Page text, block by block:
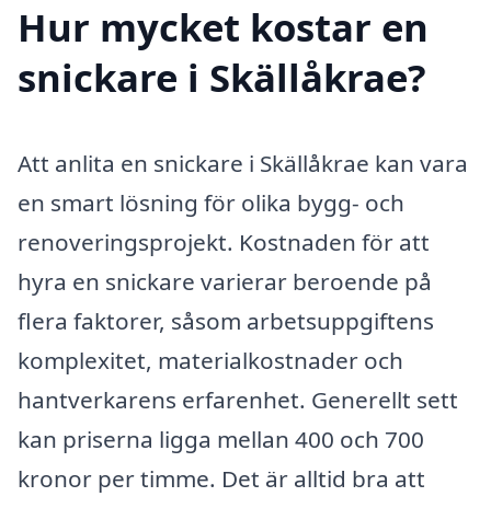
Hur mycket kostar en
snickare i Skällåkrae?
Att anlita en snickare i Skällåkrae kan vara
en smart lösning för olika bygg- och
renoveringsprojekt. Kostnaden för att
hyra en snickare varierar beroende på
flera faktorer, såsom arbetsuppgiftens
komplexitet, materialkostnader och
hantverkarens erfarenhet. Generellt sett
kan priserna ligga mellan 400 och 700
kronor per timme. Det är alltid bra att